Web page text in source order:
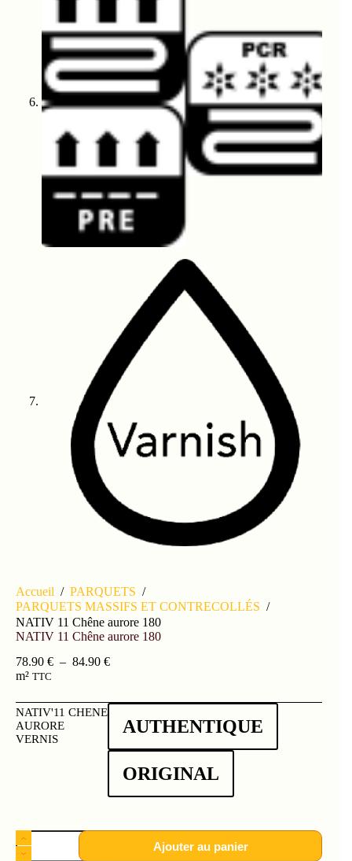
Accueil / PARQUETS /
PARQUETS MASSIFS ET CONTRECOLLÉS /
NATIV 11 Chêne aurore 180
NATIV 11 Chêne aurore 180
78.90 € – 84.90 €
m² TTC
NATIV'11 CHENE
AURORE
VERNIS
AUTHENTIQUE
ORIGINAL
Ajouter au panier